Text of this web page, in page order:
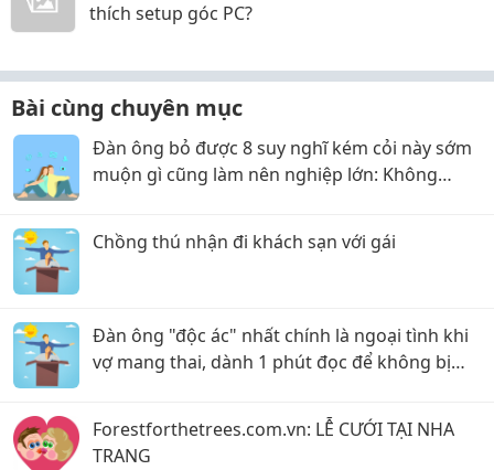
thích setup góc PC?
Bài cùng chuyên mục
Đàn ông bỏ được 8 suy nghĩ kém cỏi này sớm
muộn gì cũng làm nên nghiệp lớn: Không
dẫm được cả đời
Chồng thú nhận đi khách sạn với gái
Đàn ông "độc ác" nhất chính là ngoại tình khi
vợ mang thai, dành 1 phút đọc để không bị
Forestforthetrees.com.vn: LỄ CƯỚI TẠI NHA
TRANG